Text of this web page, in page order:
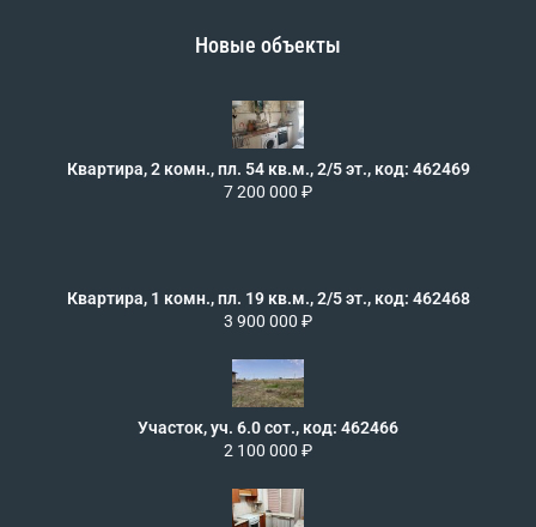
Новые объекты
Квартира, 2 комн., пл. 54 кв.м., 2/5 эт., код: 462469
7 200 000 ₽
Квартира, 1 комн., пл. 19 кв.м., 2/5 эт., код: 462468
3 900 000 ₽
Участок, уч. 6.0 сот., код: 462466
2 100 000 ₽